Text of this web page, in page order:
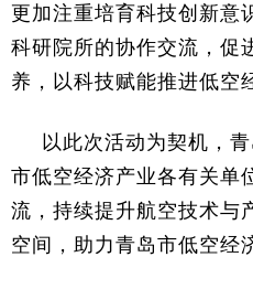
更加注重培育科技创新意
科研院所的协作交流，促
养，以科技赋能推进低空
以此次活动为契机，
市低空经济产业各有关单
流，持续提升航空技术与
空间，助力青岛市低空经